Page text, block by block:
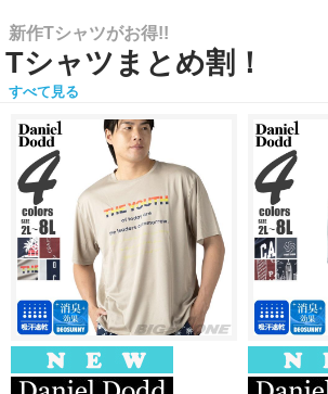
2101
新作Tシャツがお得!!
Tシャツまとめ割！
すべて見る